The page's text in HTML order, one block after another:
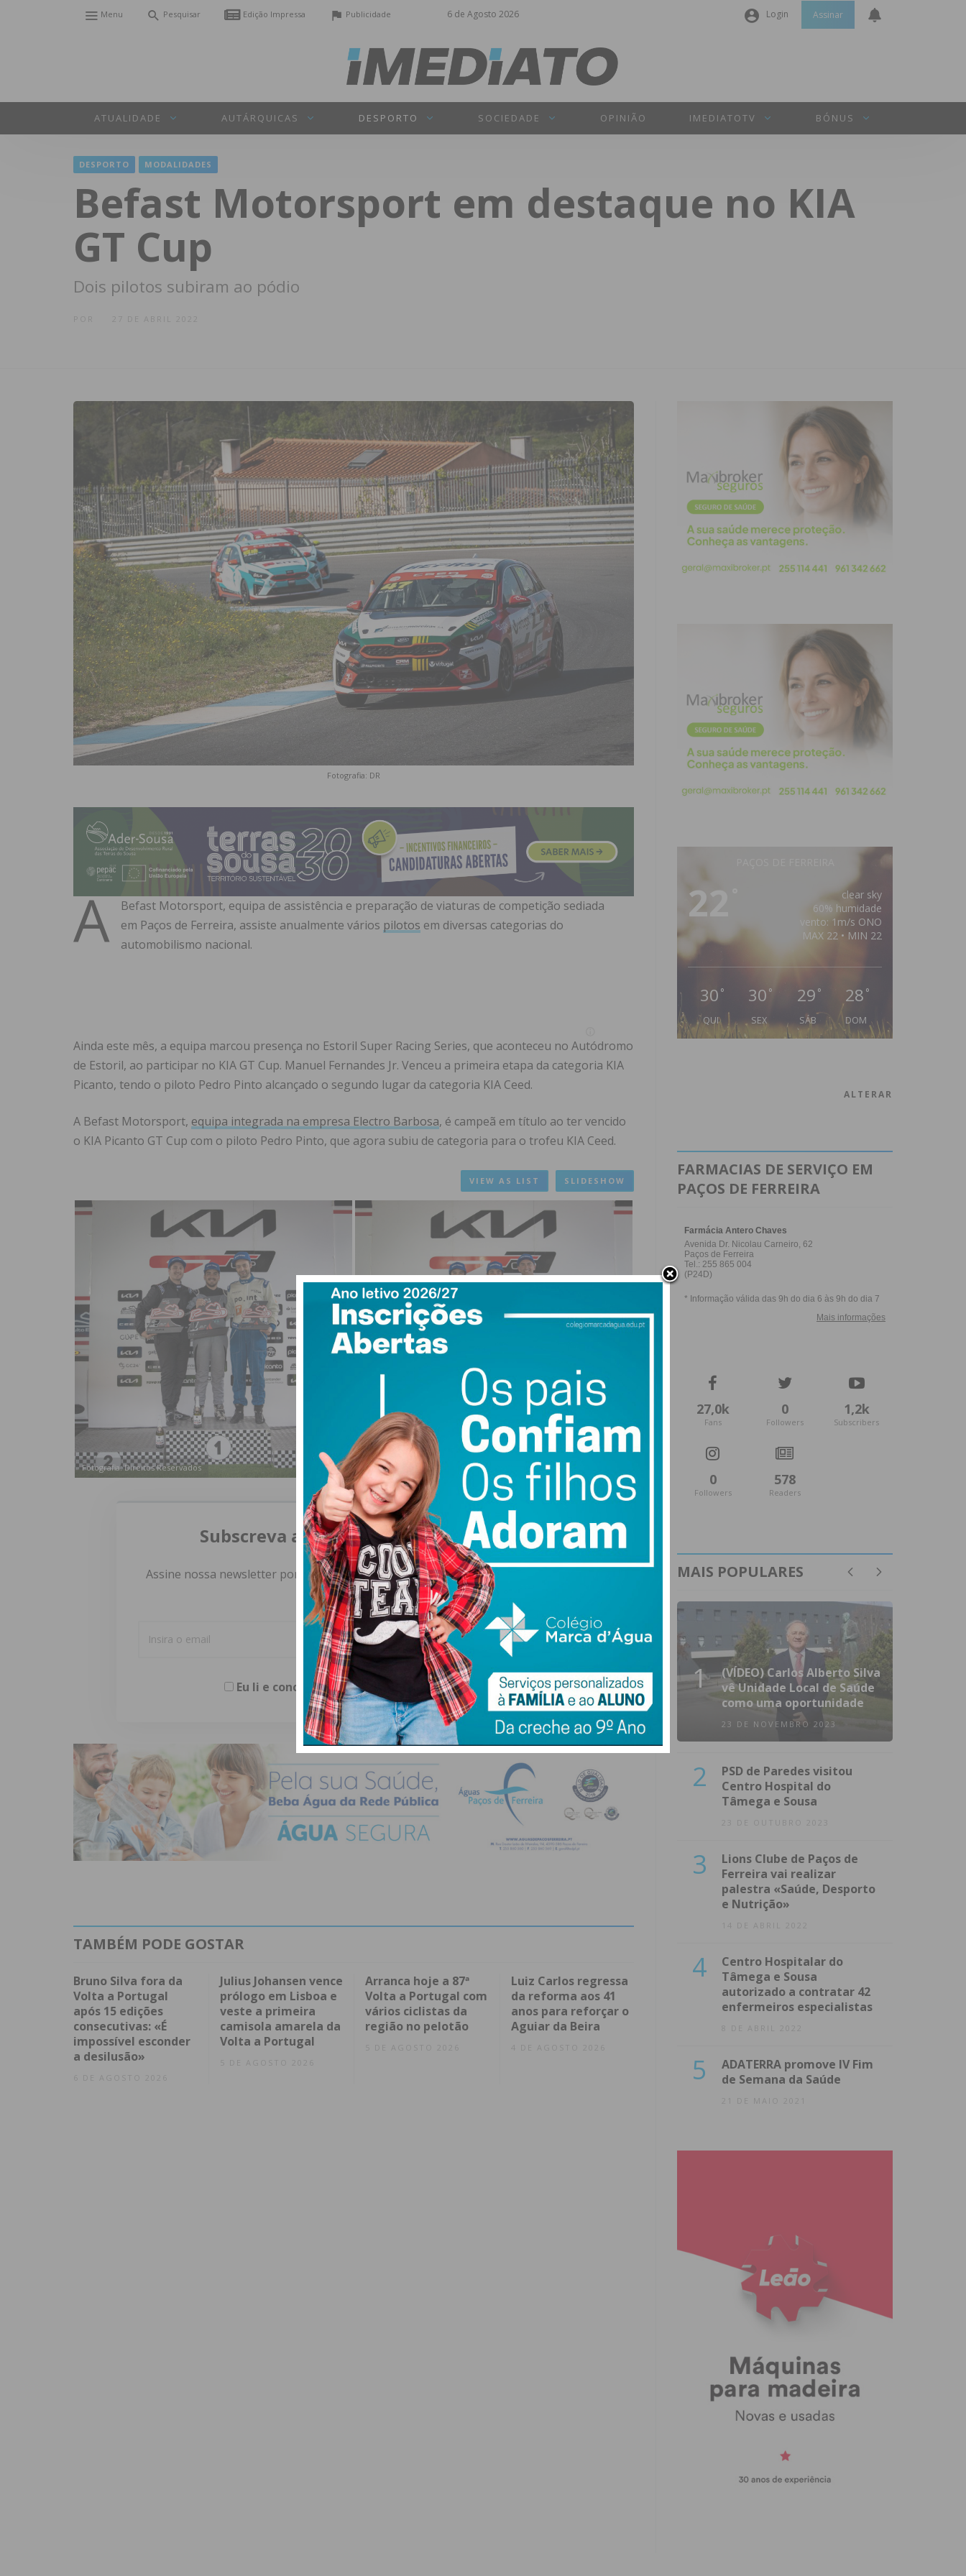
6 de Agosto 2026
Menu Pesquisar Edição Impressa Publicidade Login
Senha
INICIAR SESSÃO
Assinar
ATUALIDADE AUTÁRQUICAS DESPORTO SOCIEDADE OPINIÃO IMEDIATOTV BÓNUS
DESPORTO MODALIDADES
Befast Motorsport em destaque no KIA
GT Cup
Dois pilotos subiram ao pódio
27 DE ABRIL 2022
Fotografia: DR
A
Befast Motorsport, equipa de assistência e preparação de viaturas de competição sediada
em Paços de Ferreira, assiste anualmente vários pilotos em diversas categorias do
automobilismo nacional.
Ainda este mês, a equipa marcou presença no Estoril Super Racing Series, que aconteceu no Autódromo
de Estoril, ao participar no KIA GT Cup. Manuel Fernandes Jr. Venceu a primeira etapa da categoria KIA
Picanto, tendo o piloto Pedro Pinto alcançado o segundo lugar da categoria KIA Ceed.
A Befast Motorsport, equipa integrada na empresa Electro Barbosa, é campeã em título ao ter vencido
o KIA Picanto GT Cup com o piloto Pedro Pinto, que agora subiu de categoria para o trofeu KIA Ceed.
VIEW AS LIST SLIDESHOW
Fotografia: Direitos Reservados Fotografia: Direitos Reservados
Subscreva a newsletter do Imediato
Assine nossa newsletter por e-mail e obtenha de forma regular a informação
atualizada.
Eu li e concordo com os termos e condições
TAMBÉM PODE GOSTAR
Bruno Silva fora da
Volta a Portugal
após 15 edições
consecutivas: «É
impossível esconder
a desilusão»
6 DE AGOSTO 2026
Julius Johansen vence
prólogo em Lisboa e
veste a primeira
camisola amarela da
Volta a Portugal
5 DE AGOSTO 2026
Arranca hoje a 87ª
Volta a Portugal com
vários ciclistas da
região no pelotão
5 DE AGOSTO 2026
Luiz Carlos regressa
da reforma aos 41
anos para reforçar o
Aguiar da Beira
4 DE AGOSTO 2026
22
clear sky
60% humidade
vento: 1m/s ONO
MAX 22 • MIN 22
30 °
QUI
30 °
SEX
29 °
SÁB
28 °
DOM
ALTERAR
FARMACIAS DE SERVIÇO EM
PAÇOS DE FERREIRA
27,0k
Fans
0
Followers
1,2k
Subscribers
0
Followers
578
Readers
MAIS POPULARES
1
(VÍDEO) Carlos Alberto Silva
vê Unidade Local de Saúde
como uma oportunidade
23 DE NOVEMBRO 2023
2
PSD de Paredes visitou
Centro Hospital do
Tâmega e Sousa
23 DE OUTUBRO 2023
3
Lions Clube de Paços de
Ferreira vai realizar
palestra «Saúde, Desporto
e Nutrição»
14 DE ABRIL 2022
4
Centro Hospitalar do
Tâmega e Sousa
autorizado a contratar 42
enfermeiros especialistas
8 DE ABRIL 2022
5
ADATERRA promove IV Fim
de Semana da Saúde
21 DE MAIO 2021